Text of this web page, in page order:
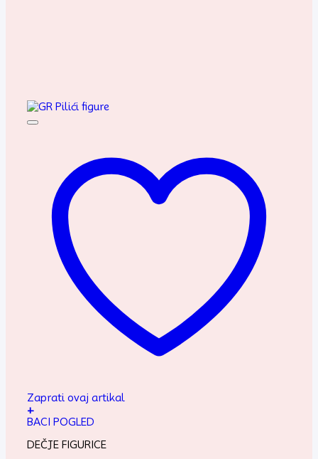
Zaprati ovaj artikal
+
BACI POGLED
DEČJE FIGURICE